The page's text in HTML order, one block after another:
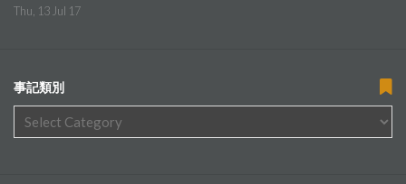
Thu, 13 Jul 17
事記類別